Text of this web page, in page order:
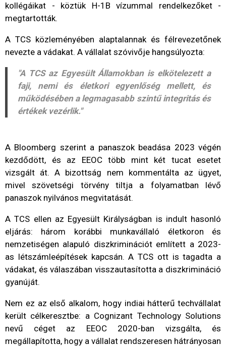
kollégáikat - köztük H-1B vízummal rendelkezőket -
megtartották.
A TCS közleményében alaptalannak és félrevezetőnek
nevezte a vádakat. A vállalat szóvivője hangsúlyozta:
"A TCS az Egyesült Államokban is elkötelezett a
faji, nemi és életkori egyenlőség mellett, és
működésében a legmagasabb szintű integritás és
értékek vezérlik."
A Bloomberg szerint a panaszok beadása 2023 végén
kezdődött, és az EEOC több mint két tucat esetet
vizsgált át. A bizottság nem kommentálta az ügyet,
mivel szövetségi törvény tiltja a folyamatban lévő
panaszok nyilvános megvitatását.
A TCS ellen az Egyesült Királyságban is indult hasonló
eljárás: három korábbi munkavállaló életkoron és
nemzetiségen alapuló diszkriminációt említett a 2023-
as létszámleépítések kapcsán. A TCS ott is tagadta a
vádakat, és válaszában visszautasította a diszkrimináció
gyanúját.
Nem ez az első alkalom, hogy indiai hátterű techvállalat
került célkeresztbe: a Cognizant Technology Solutions
nevű céget az EEOC 2020-ban vizsgálta, és
megállapította, hogy a vállalat rendszeresen hátrányosan